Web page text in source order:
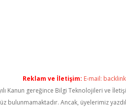
Reklam ve İletişim: E-mail:
Kanun gereğince Bilgi Teknolojileri ve
bulunmamaktadır. Ancak, üyelerimiz